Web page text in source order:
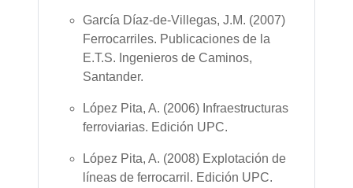
García Díaz-de-Villegas, J.M. (2007)
Ferrocarriles. Publicaciones de la
E.T.S. Ingenieros de Caminos,
Santander.
López Pita, A. (2006) Infraestructuras
ferroviarias. Edición UPC.
López Pita, A. (2008) Explotación de
líneas de ferrocarril. Edición UPC.